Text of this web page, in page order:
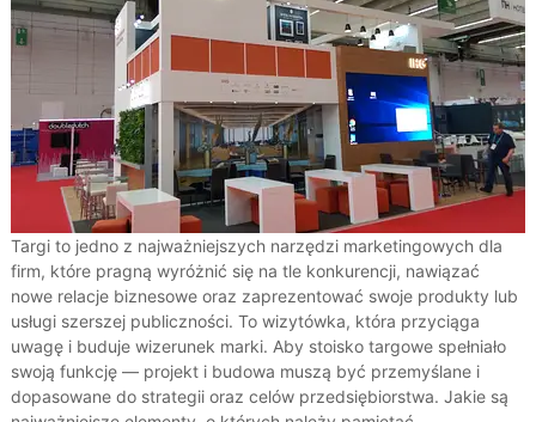
Targi to jedno z najważniejszych narzędzi marketingowych dla
firm, które pragną wyróżnić się na tle konkurencji, nawiązać
nowe relacje biznesowe oraz zaprezentować swoje produkty lub
usługi szerszej publiczności. To wizytówka, która przyciąga
uwagę i buduje wizerunek marki. Aby stoisko targowe spełniało
swoją funkcję — projekt i budowa muszą być przemyślane i
dopasowane do strategii oraz celów przedsiębiorstwa. Jakie są